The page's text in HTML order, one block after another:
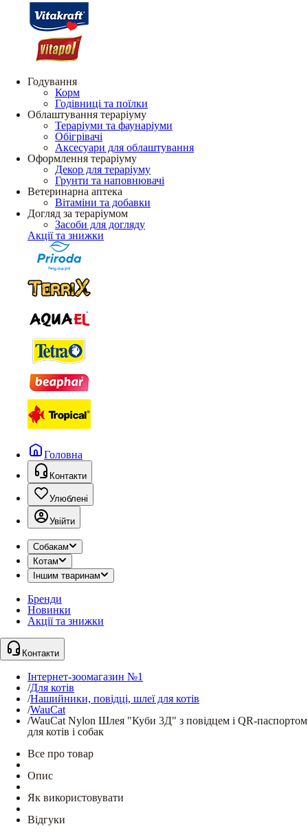
Годування
Корм
Годівниці та поїлки
Облаштування тераріуму
Тераріуми та фаунаріуми
Обігрівачі
Аксесуари для облаштування
Оформлення тераріуму
Декор для тераріуму
Грунти та наповнювачі
Ветеринарна аптека
Вітаміни та добавки
Догляд за тераріумом
Засоби для догляду
Акції та знижки
Головна
Контакти
Улюблені
Увійти
Собакам
Котам
Іншим тваринам
Бренди
Новинки
Акції та знижки
Контакти
Інтернет-зоомагазин №1
/Для котів
/Нашийники, повідці, шлеї для котів
/WauCat
/WauCat Nylon Шлея "Куби 3Д" з повідцем і QR-паспортом
для котів і собак
Все про товар
Опис
Як використовувати
Відгуки